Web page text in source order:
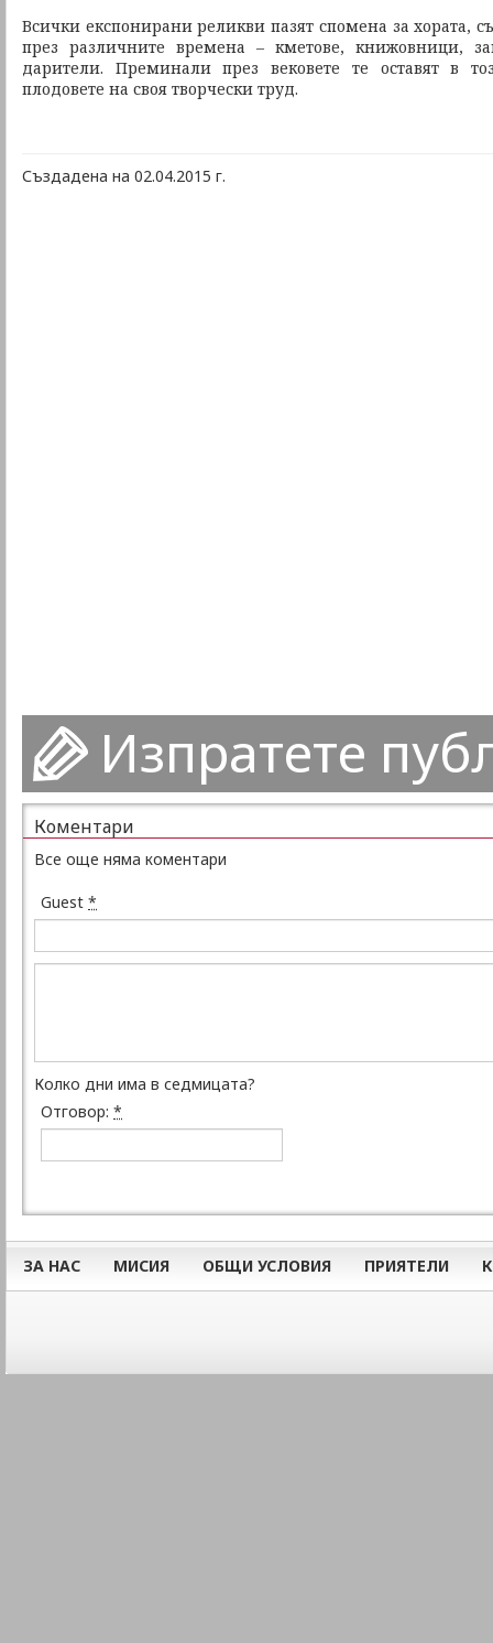
Всички експонирани реликви пазят спомена за хората,
през различните времена – кметове, книжовници,
дарители. Преминали през вековете те оставят в
плодовете на своя творчески труд.
Създадена на 02.04.2015 г.
Изпратете
Коментари
Все още няма коментари
Guest *
Колко дни има в седмицата?
Отговор: *
ЗА НАС МИСИЯ ОБЩИ УСЛОВИЯ ПРИЯТЕЛИ